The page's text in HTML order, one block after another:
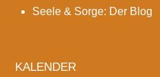
Seele & Sorge: Der Blog
KALENDER